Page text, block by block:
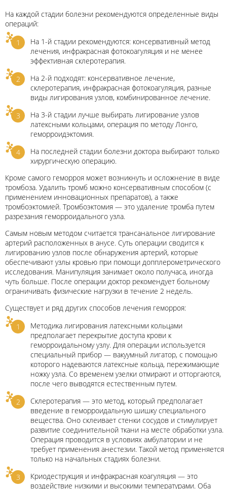
На каждой стадии болезни рекомендуются определенные виды
операций:
На 1-й стадии рекомендуются: консервативный метод
лечения, инфракрасная фотокоагуляция и не менее
эффективная склеротерапия.
На 2-й подходят: консервативное лечение,
склеротерапия, инфракрасная фотокоагуляция, разные
виды лигирования узлов, комбинированное лечение.
На 3-й стадии лучше выбирать лигирование узлов
латексными кольцами, операция по методу Лонго,
геморроидэктомия.
На последней стадии болезни доктора выбирают только
хирургическую операцию.
Кроме самого геморроя может возникнуть и осложнение в виде
тромбоза. Удалить тромб можно консервативным способом (с
применением инновационных препаратов), а также
тромбоэктомией. Тромбоэктомия — это удаление тромба путем
разрезания геморроидального узла.
Самым новым методом считается трансанальное лигирование
артерий расположенных в анусе. Суть операции сводится к
лигированию узлов после обнаружения артерий, которые
обеспечивают узлы кровью при помощи допплерометрического
исследования. Манипуляция занимает около получаса, иногда
чуть больше. После операции доктор рекомендует больному
ограничивать физические нагрузки в течение 2 недель.
Существует и ряд других способов лечения геморроя:
Методика лигирования латексными кольцами
предполагает перекрытие доступа крови к
геморроидальному узлу. Для операции используется
специальный прибор — вакуумный лигатор, с помощью
которого надеваются латексные кольца, пережимающие
ножку узла. Со временем узелки отмирают и отторгаются,
после чего выводятся естественным путем.
Склеротерапия — это метод, который предполагает
введение в геморроидальную шишку специального
вещества. Оно склеивает стенки сосудов и стимулирует
развитие соединительной ткани на месте обработки узла.
Операция проводится в условиях амбулатории и не
требует применения анестезии. Такой метод применяется
только на начальных стадиях болезни.
Криодеструкция и инфракрасная коагуляция — это
воздействие низкими и высокими температурами. Оба